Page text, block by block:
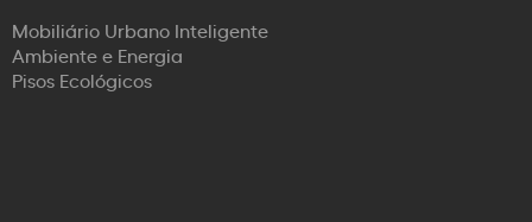
Mobiliário Urbano Inteligente
Ambiente e Energia
Pisos Ecológicos